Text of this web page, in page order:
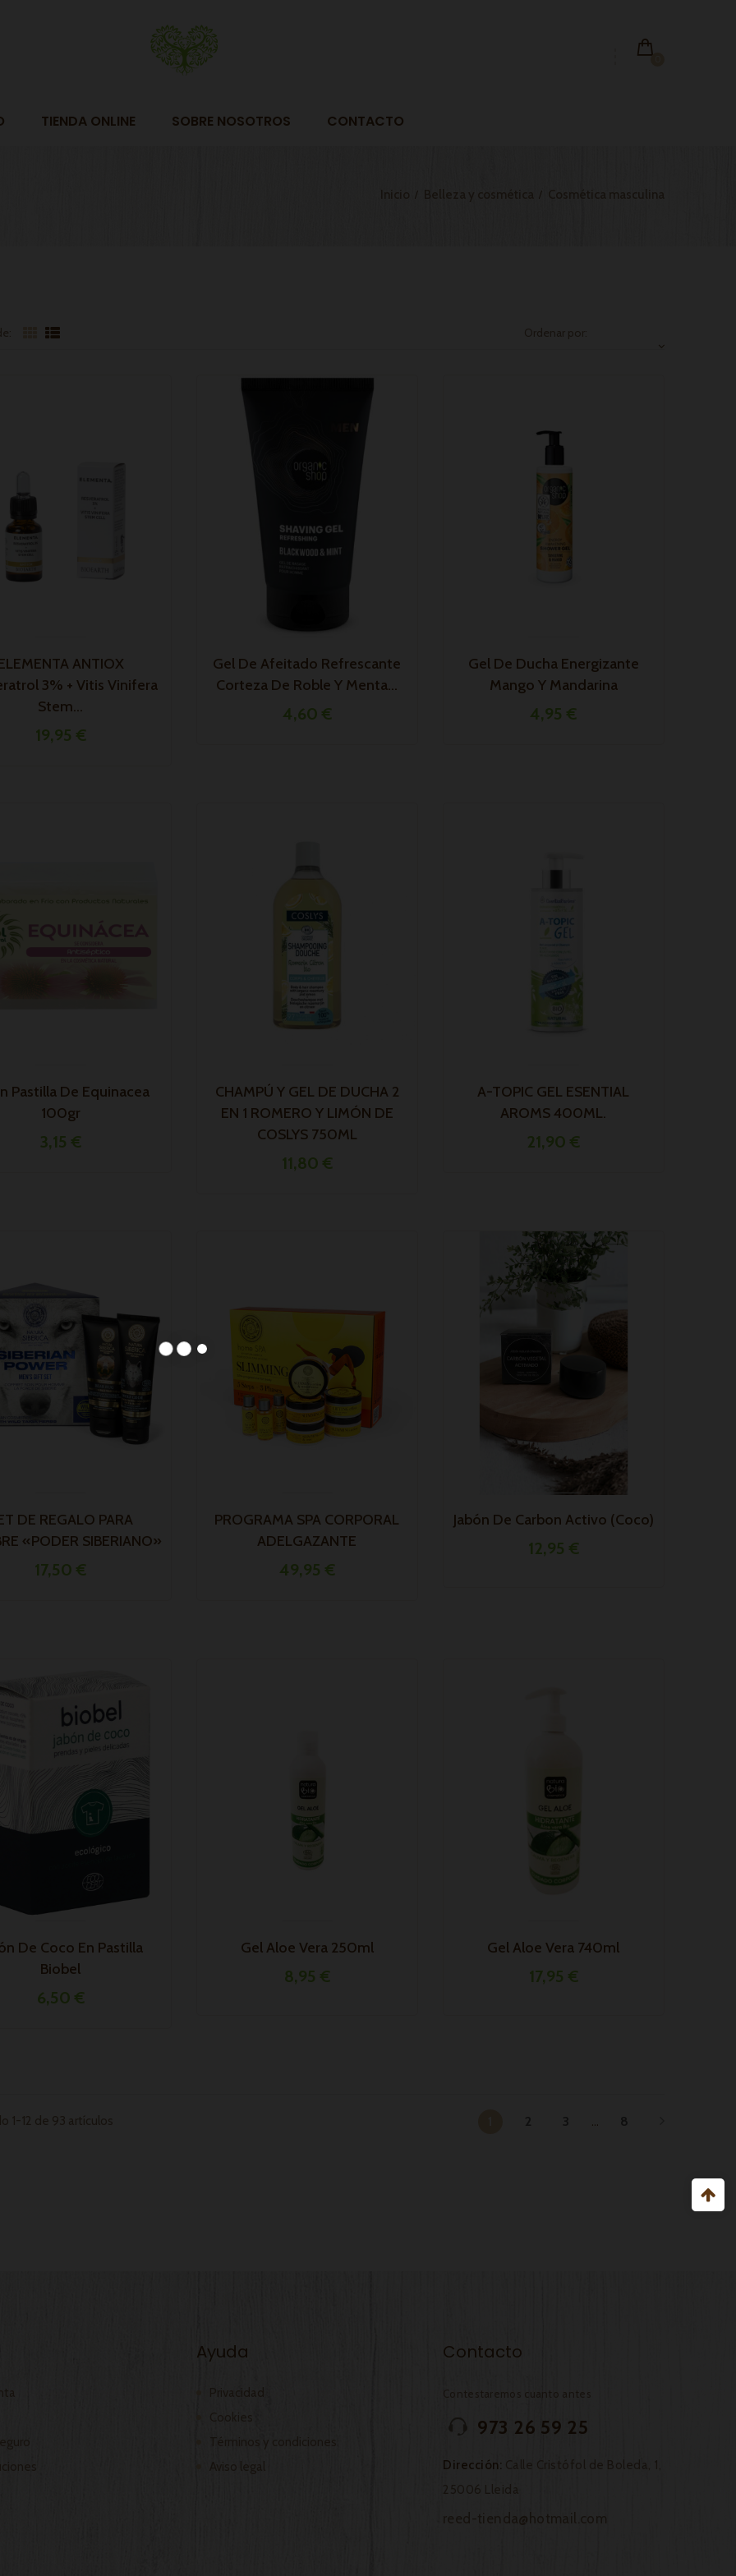
TIENDA ONLINE SOBRE NOSOTROS CONTACTO
Inicio Belleza y cosmética Cosmética masculina
Ordenar por:
ANTIOX
3% + Vitis Vinifera
Stem...
19,95 €
Gel De Afeitado Refrescante
Corteza De Roble Y Menta...
4,60 €
Gel De Ducha Energizante
Mango Y Mandarina
4,95 €
Pastilla De Equinacea
100gr
3,15 €
CHAMPÚ Y GEL DE DUCHA 2
EN 1 ROMERO Y LIMÓN DE
COSLYS 750ML
11,80 €
A-TOPIC GEL ESENTIAL
AROMS 400ML.
21,90 €
DE REGALO PARA
«PODER SIBERIANO»
17,50 €
PROGRAMA SPA CORPORAL
ADELGAZANTE
49,95 €
Jabón De Carbon Activo (coco)
12,95 €
De Coco En Pastilla
Biobel
6,50 €
Gel Aloe Vera 250ml
8,95 €
Gel Aloe Vera 740ml
17,95 €
1-12 de 93 artículos …
Ayuda
Privacidad
Cookies
Términos y condiciones
Aviso legal
Contacto
Contestaremos cuanto antes
973 26 59 25
Dirección: Calle Cristófol de Boleda, 1,
25006 Lleida
reed-tienda@hotmail.com